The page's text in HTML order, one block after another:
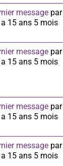
message par
15 ans 5 mois
message par
15 ans 5 mois
message par
15 ans 5 mois
message par
15 ans 5 mois